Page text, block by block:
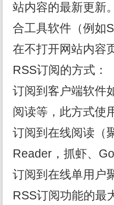
站内容的最新更新
合工具软件（例如
在不打开网站内容
RSS订阅的方式：
订阅到客户端软件
阅读等，此方式使
订阅到在线阅读（
Reader，抓虾、
订阅到在线单用户
RSS订阅功能的最